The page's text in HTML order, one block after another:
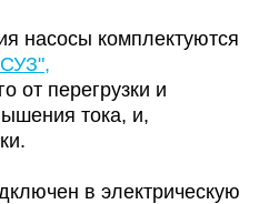
насосы комплектуются
от перегрузки и
тока, и,
в электрическую